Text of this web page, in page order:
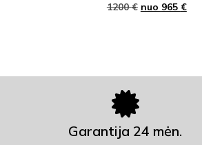
1200€ nuo 965 €
Garantija 24 mėn.